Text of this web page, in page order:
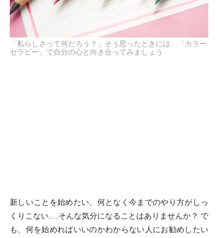
「私らしさって何だろう？」そう思ったときには、「カラー
セラピー」で自分の心と向き合ってみましょう
新しいことを始めたい、何となく今までのやり方がしっ
くりこない……そんな気分になることはありませんか？ で
も、何を始めればいいのかわからない人にお勧めしたい